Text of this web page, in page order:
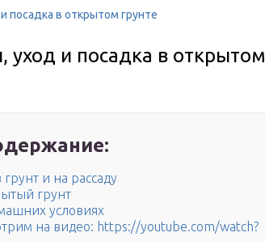
посадка в открытом грунте
и посадка в открытом
и на рассаду
грунт
условиях
на видео: https://youtube.com/watch?